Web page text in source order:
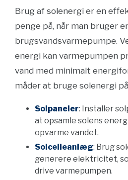
Brug af solenergi er en
penge på, når man bruger
brugsvandsvarmepumpe.
energi kan varmepumpen
vand med minimalt
måder at bruge solenergi
Solpaneler: Installer
at opsamle solens
opvarme vandet.
Solcelleanlæg: Brug
generere elektricitet,
drive varmepumpen.